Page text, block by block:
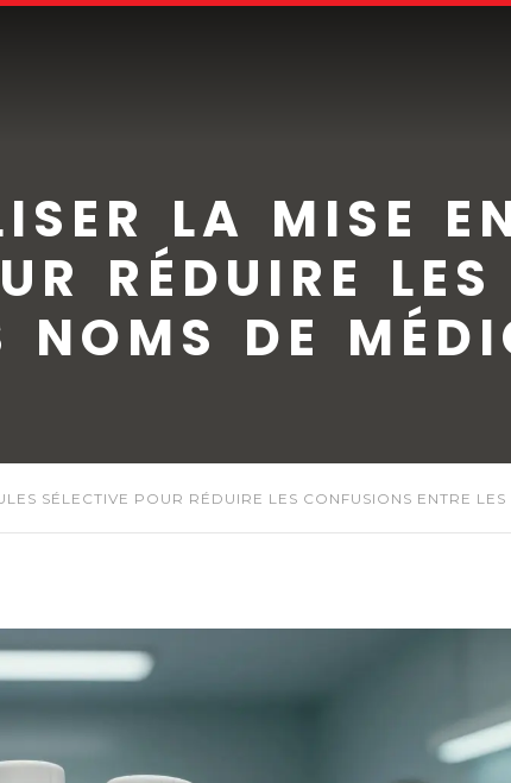
LA MISE
RÉDUIRE
NOMS DE
SÉLECTIVE POUR RÉDUIRE LES CONFUSIONS ENTRE